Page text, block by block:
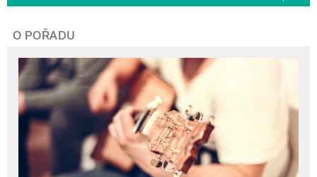
O POŘADU